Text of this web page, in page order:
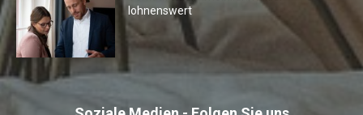
lohnenswert